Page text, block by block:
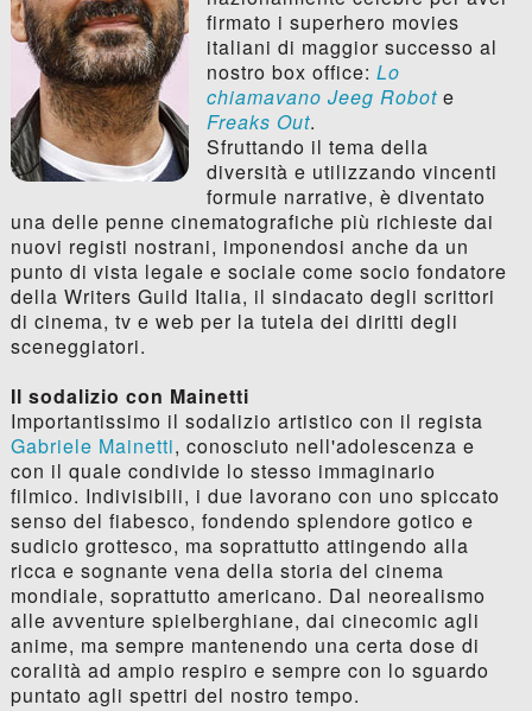
firmato i superhero movies
italiani di maggior successo al
nostro box office: Lo
chiamavano Jeeg Robote
Freaks Out.
Sfruttando il tema della
diversità e utilizzando vincenti
formule narrative, è diventato
una delle penne cinematografiche più richieste dai
nuovi registi nostrani, imponendosi anche da un
punto di vista legale e sociale come socio fondatore
della Writers Guild Italia, il sindacato degli scrittori
di cinema, tv e web per la tutela dei diritti degli
sceneggiatori.
Il sodalizio con Mainetti
Importantissimo il sodalizio artistico con il regista
Gabriele Mainetti, conosciuto nell'adolescenza e
con il quale condivide lo stesso immaginario
filmico. Indivisibili, i due lavorano con uno spiccato
senso del fiabesco, fondendo splendore gotico e
sudicio grottesco, ma soprattutto attingendo alla
ricca e sognante vena della storia del cinema
mondiale, soprattutto americano. Dal neorealismo
alle avventure spielberghiane, dai cinecomic agli
anime, ma sempre mantenendo una certa dose di
coralità ad ampio respiro e sempre con lo sguardo
puntato agli spettri del nostro tempo.